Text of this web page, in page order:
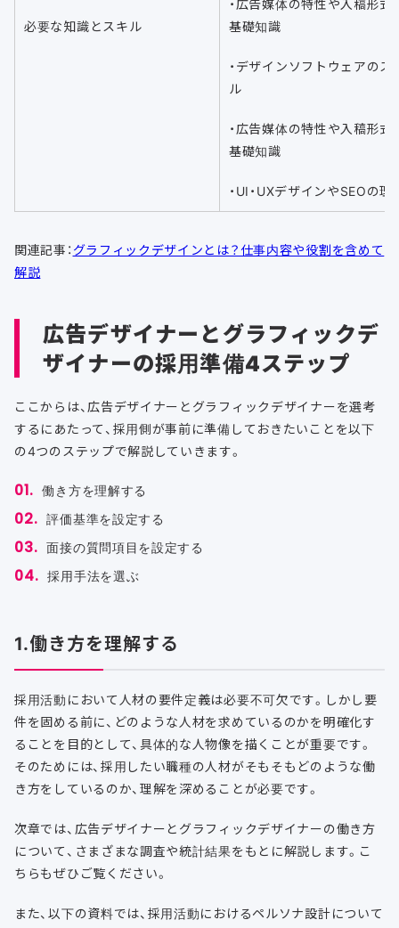
必要な知識とスキル
・広告媒体の特性や入稿形式
基礎知識
・デザインソフトウェアのス
ル
・広告媒体の特性や入稿形式
基礎知識
・UI・UXデザインやSEOの理
関連記事： グラフィックデザインとは？仕事内容や役割を含めて
解説
広告デザイナーとグラフィックデ
ザイナーの採用準備4ステップ
ここからは、広告デザイナーとグラフィックデザイナーを選考
するにあたって、採用側が事前に準備しておきたいことを以下
の4つのステップで解説していきます。
働き方を理解する
評価基準を設定する
面接の質問項目を設定する
採用手法を選ぶ
1.働き方を理解する
採用活動において人材の要件定義は必要不可欠です。しかし要
件を固める前に、どのような人材を求めているのかを明確化す
ることを目的として、具体的な人物像を描くことが重要です。
そのためには、採用したい職種の人材がそもそもどのような働
き方をしているのか、理解を深めることが必要です。
次章では、広告デザイナーとグラフィックデザイナーの働き方
について、さまざまな調査や統計結果をもとに解説します。こ
ちらもぜひご覧ください。
また、以下の資料では、採用活動におけるペルソナ設計について